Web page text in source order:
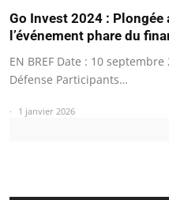
Go Invest 2024 :
l’événement phare du
EN BREF Date : 10
Défense Participants…
1 janvier 2026